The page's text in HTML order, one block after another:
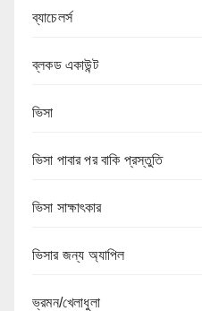
ব্যাচেলর্স
ব্লকড একাউন্ট
ভিসা
ভিসা পাবার পর বাকি প্রস্তুতি
ভিসা সাক্ষাৎকার
ভিসার জন্য অ্যাপিল
ভ্রমন/খেলাধুলা